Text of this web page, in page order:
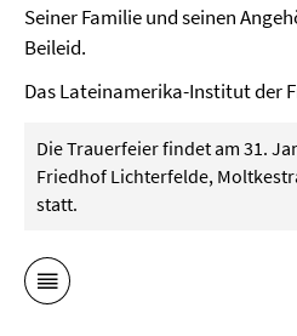
Seiner Familie und seinen
Beileid.
Das Lateinamerika-Institut der
Die Trauerfeier findet am 31.
Friedhof Lichterfelde,
statt.